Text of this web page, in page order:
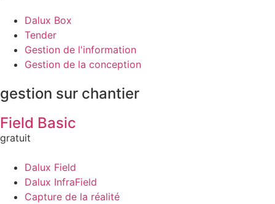
Dalux Box
Tender
Gestion de l'information
Gestion de la conception
gestion sur chantier
Field Basic
gratuit
Dalux Field
Dalux InfraField
Capture de la réalité